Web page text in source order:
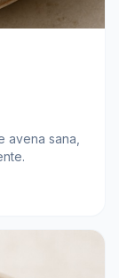
avena sana,